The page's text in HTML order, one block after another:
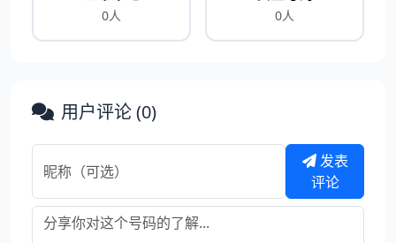
0人 0人
用户评论 (0)
发表
评论